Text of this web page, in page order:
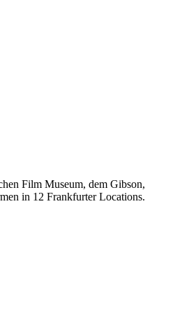
Film Museum, dem Gibson,
in 12 Frankfurter Locations.